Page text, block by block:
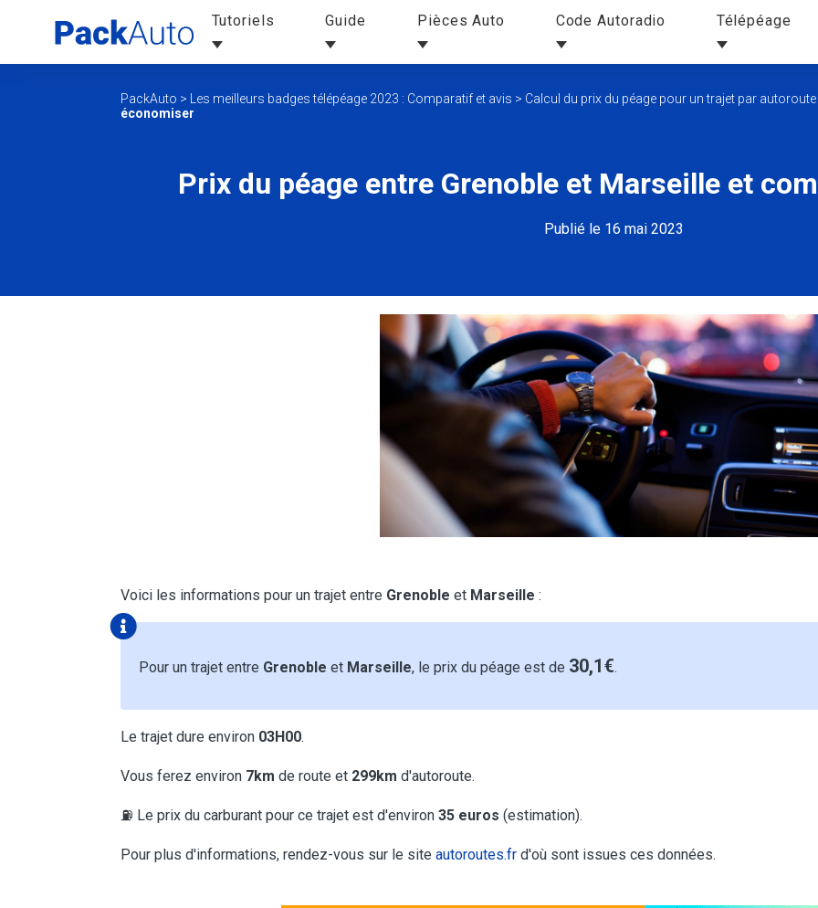
Tutoriels Guide Pièces Auto Code Autoradio Télépéage
PackAuto > Les meilleurs badges télépéage 2023 : Comparatif et avis > Calcul du prix du péage pour un trajet par autoroute
économiser
Prix du péage entre Grenoble et Marseille et
Publié le 16 mai 2023
Voici les informations pour un trajet entre Grenoble et Marseille :
Pour un trajet entre Grenoble et Marseille, le prix du péage est de 30,1€.
Le trajet dure environ 03H00.
Vous ferez environ 7km de route et 299km d'autoroute.
⛽ Le prix du carburant pour ce trajet est d'environ 35 euros (estimation).
Pour plus d'informations, rendez-vous sur le site autoroutes.fr d'où sont issues ces données.